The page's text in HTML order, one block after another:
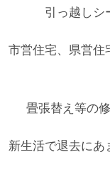
引っ越しシ
市営住宅、県営住
畳張替え等の
新生活で退去にあ